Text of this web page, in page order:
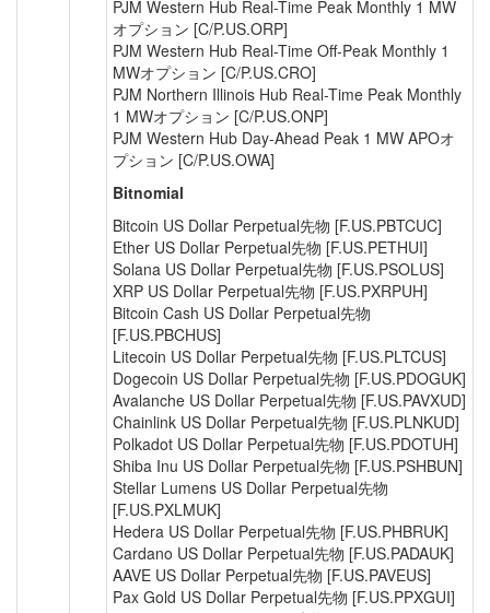
PJM Western Hub Real-Time Peak Monthly 1 MW
オプション [C/P.US.ORP]
PJM Western Hub Real-Time Off-Peak Monthly 1
MWオプション [C/P.US.CRO]
PJM Northern Illinois Hub Real-Time Peak Monthly
1 MWオプション [C/P.US.ONP]
PJM Western Hub Day-Ahead Peak 1 MW APOオ
プション [C/P.US.OWA]
Bitnomial
Bitcoin US Dollar Perpetual先物 [F.US.PBTCUC]
Ether US Dollar Perpetual先物 [F.US.PETHUI]
Solana US Dollar Perpetual先物 [F.US.PSOLUS]
XRP US Dollar Perpetual先物 [F.US.PXRPUH]
Bitcoin Cash US Dollar Perpetual先物
[F.US.PBCHUS]
Litecoin US Dollar Perpetual先物 [F.US.PLTCUS]
Dogecoin US Dollar Perpetual先物 [F.US.PDOGUK]
Avalanche US Dollar Perpetual先物 [F.US.PAVXUD]
Chainlink US Dollar Perpetual先物 [F.US.PLNKUD]
Polkadot US Dollar Perpetual先物 [F.US.PDOTUH]
Shiba Inu US Dollar Perpetual先物 [F.US.PSHBUN]
Stellar Lumens US Dollar Perpetual先物
[F.US.PXLMUK]
Hedera US Dollar Perpetual先物 [F.US.PHBRUK]
Cardano US Dollar Perpetual先物 [F.US.PADAUK]
AAVE US Dollar Perpetual先物 [F.US.PAVEUS]
Pax Gold US Dollar Perpetual先物 [F.US.PPXGUI]